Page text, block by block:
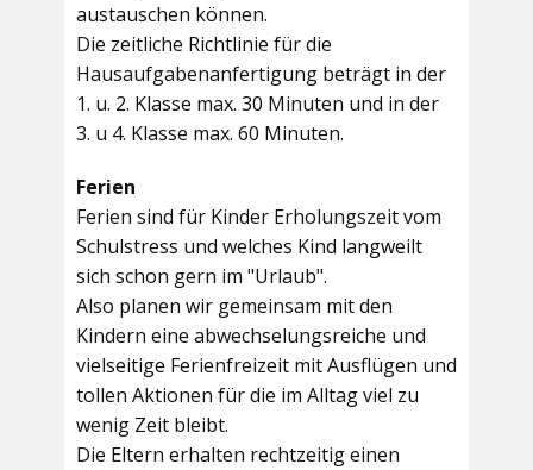
austauschen können.
Die zeitliche Richtlinie für die
Hausaufgabenanfertigung beträgt in der
1. u. 2. Klasse max. 30 Minuten und in der
3. u 4. Klasse max. 60 Minuten.
Ferien
Ferien sind für Kinder Erholungszeit vom
Schulstress und welches Kind langweilt
sich schon gern im "Urlaub".
Also planen wir gemeinsam mit den
Kindern eine abwechselungsreiche und
vielseitige Ferienfreizeit mit Ausflügen und
tollen Aktionen für die im Alltag viel zu
wenig Zeit bleibt.
Die Eltern erhalten rechtzeitig einen